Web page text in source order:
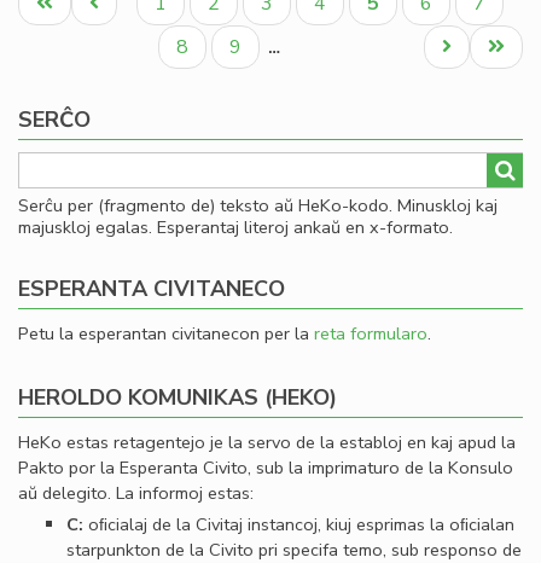
en
paĝo
paĝo
paĝo
Paĝo
8 Paĝo
9 …
Last
page
Next
page
SERĈO
Serĉu per (fragmento de) teksto aŭ HeKo-kodo. Minuskloj kaj
majuskloj egalas. Esperantaj literoj ankaŭ en x-formato.
ESPERANTA CIVITANECO
Petu la esperantan civitanecon per la reta formularo.
HEROLDO KOMUNIKAS (HEKO)
HeKo estas retagentejo je la servo de la establoj en kaj apud la
Pakto por la Esperanta Civito, sub la imprimaturo de la Konsulo
aŭ delegito. La informoj estas:
C: oﬁcialaj de la Civitaj instancoj, kiuj esprimas la oﬁcialan
starpunkton de la Civito pri specifa temo, sub responso de